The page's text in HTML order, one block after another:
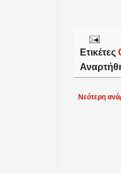
Ετικέτες
Νεότερη